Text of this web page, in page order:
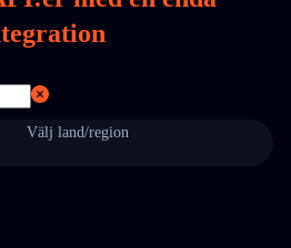
Välj land/region